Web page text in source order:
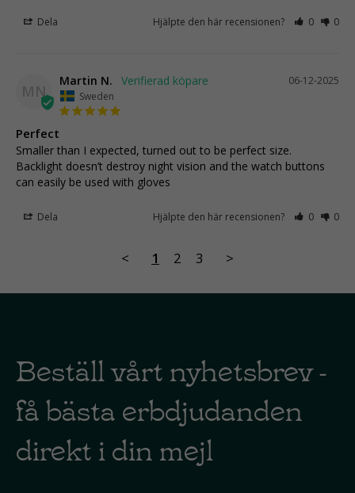
Dela Hjälpte den här recensionen? 0 0
MN
06-12-2025
Martin N.
Sweden
Perfect
Smaller than I expected, turned out to be perfect size.
Backlight doesn’t destroy night vision and the watch buttons
can easily be used with gloves
Dela Hjälpte den här recensionen? 0 0
< 1 2 3 >
Beställ vårt nyhetsbrev -
få bästa erbdjudanden
direkt i din mejl